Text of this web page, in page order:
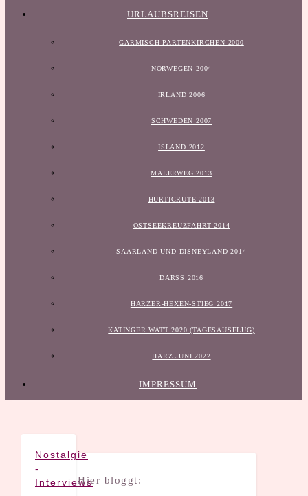
URLAUBSREISEN
GARMISCH PARTENKIRCHEN 2000
NORWEGEN 2004
IRLAND 2006
SCHWEDEN 2007
ISLAND 2012
MALERWEG 2013
HURTIGRUTE 2013
OSTSEEKREUZFAHRT 2014
SAARLAND UND DISNEYLAND 2014
DARSS 2016
HARZER-HEXEN-STIEG 2017
KATINGER WATT 2020 (TAGESAUSFLUG)
HARZ JUNI 2022
IMPRESSUM
Nostalgie
-
InterviewsHier bloggt: